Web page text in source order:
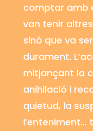
comptar amb
van tenir
sinó que va
durament.
mitjançant la
anihilació i
quietud, la